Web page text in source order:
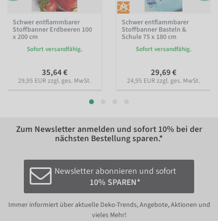
Schwer entflammbarer
Stoffbanner Erdbeeren 100
x 200 cm
Sofort versandfähig.
35,64 €
29,95 EUR zzgl. ges. MwSt.
Schwer entflammbarer
Stoffbanner Basteln &
Schule 75 x 180 cm
Sofort versandfähig.
29,69 €
24,95 EUR zzgl. ges. MwSt.
Zum Newsletter anmelden und sofort 10% bei der
nächsten Bestellung sparen.*
Newsletter abonnieren und sofort
10% SPAREN*
Immer informiert über aktuelle Deko-Trends, Angebote, Aktionen und
vieles Mehr!